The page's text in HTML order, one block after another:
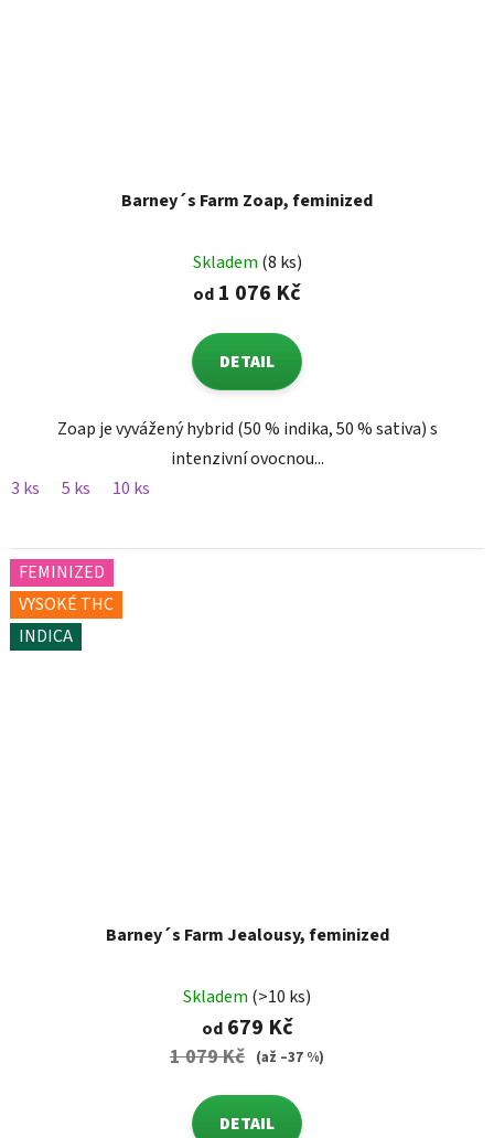
Barney´s Farm Zoap, feminized
Skladem (8 ks)
od 1 076 Kč
DETAIL
Zoap je vyvážený hybrid (50 % indika, 50 % sativa) s
intenzivní ovocnou...
3 ks
5 ks 10 ks
FEMINIZED
VYSOKÉ THC
INDICA
Barney´s Farm Jealousy, feminized
Skladem (>10 ks)
od679 Kč
1 079 Kč (až –37 %)
DETAIL